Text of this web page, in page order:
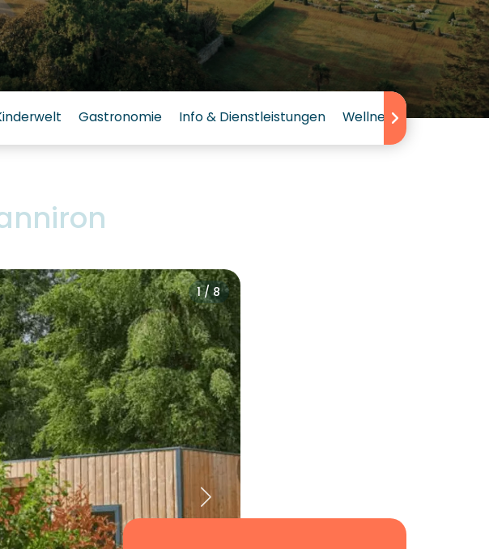
Gastronomie Info & Dienstleistungen Wellness Bewertung
1 / 8